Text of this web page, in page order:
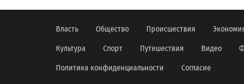
Власть Общество Происшествия
Культура Спорт Путешествия Видео
Политика конфиденциальности Согласие